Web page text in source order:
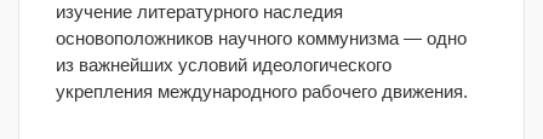
изучение литературного наследия
основоположников научного коммунизма — одно
из важнейших условий идеологического
укрепления международного рабочего движения.